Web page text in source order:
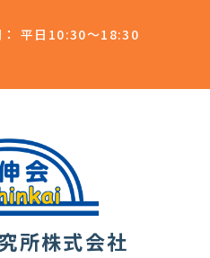
： 平日10:30～18:30
所株式会社